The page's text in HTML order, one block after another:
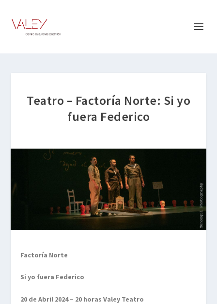
Teatro – Factoría Norte: Si yo
fuera Federico
Factoría Norte
Si yo fuera Federico
20 de Abril 2024 – 20 horas Valey Teatro